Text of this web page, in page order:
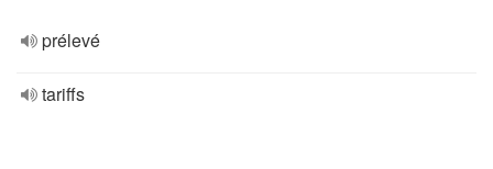
prélevé
tariffs